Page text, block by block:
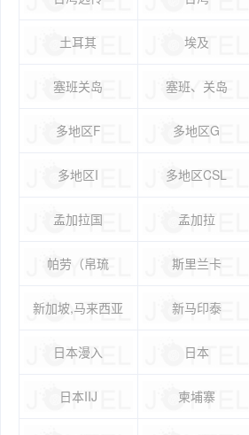
土耳其 埃及
塞班关岛 塞班、关岛
多地区F 多地区G
多地区I 多地区CSL
孟加拉国 孟加拉
帕劳（帛琉 斯里兰卡
新加坡,马来西亚 新马印泰
日本漫入 日本
日本IIJ 柬埔寨